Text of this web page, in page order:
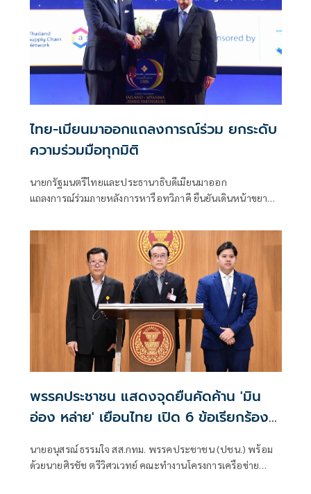
ไทย-เมียนมาออกแถลงการณ์ร่วม ยกระดับ
ความร่วมมือทุกมิติ
นายกรัฐมนตรีไทยและประธานาธิบดีเมียนมาออก
แถลงการณ์ร่วมภายหลังการหารือทวิภาคี ยืนยันเดินหน้าขยาย
ปราบปรามอาชญากรรมข้ามชา
พรรคประชาชน แสดงจุดยืนคัดค้าน 'มิน
อ่อง หล่าย' เยือนไทย เปิด 6 ข้อเรียกร้อง
นายอนุสรณ์ ธรรมใจ สส.กทม. พรรคประชาชน (ปชน.) พร้อม
ด้วยนายศิรชัช ตรีวิศวเวทย์ คณะทำงานโครงการเครือข่าย